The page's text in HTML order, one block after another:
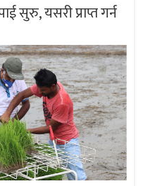
सुरु, यसरी प्राप्त गर्न